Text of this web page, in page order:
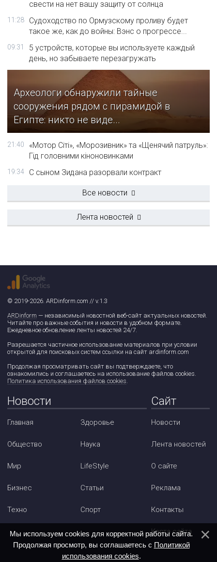
свести на нет вашу защиту от солнца
11:28
Судоходство по Ормузскому проливу будет
такое же, как до войны: Вэнс о прогрессе...
09:31
5 устройств, которые вы используете каждый
день, но забываете перезагружать
Археологи обнаружили тайные
сооружения рядом с пирамидой в
Египте: никто не виде...
21:40
«Мотор Сіті», «Морозивник» та «Щенячий патруль»:
Гід головними кіноновинками
19:34 С сыном Зидана разорвали контракт
Все новости
Лента новостей
© 2019-2026. ARDinform.com // v.1.3
ARDinform — независимый новостной веб-сайт актуальных новостей.
Читайте про важные события и новости в удобном формате.
Ежедневное обновление ленты новостей 24/7.
Разрешается частичное использование материалов при условии
открытой для поисковых систем ссылки на сайт ardinform.com
Продолжая просматривать сайт вы подтверждаете, что
ознакомились и соглашаетесь на использование файлов cookies.
Политика использования файлов cookies.
Новости
Главная
Общество
Мир
Бизнес
Техно
Здоровье
Наука
LifeStyle
Статьи
Спорт
Сайт
Новости
Лента новостей
О сайте
Реклама
Контакты
Карта сайта
Мы используем cookies для корректной работы сайта.
Продолжая просмотр, вы соглашаетесь с Политикой
использования cookies.